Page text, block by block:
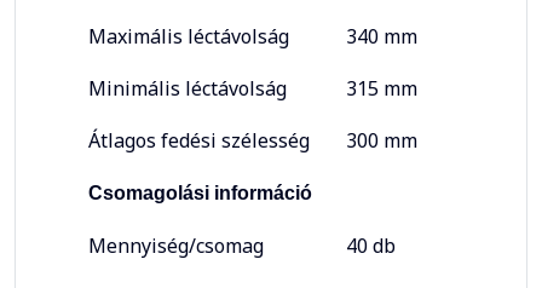
Maximális léctávolság
340 mm
Minimális léctávolság
315 mm
Átlagos fedési szélesség
300 mm
Csomagolási információ
Mennyiség/csomag
40 db